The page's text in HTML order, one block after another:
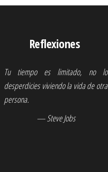
Reflexiones
Tu tiempo es limitado, no lo
desperdicies viviendo la vida de otra
persona.
— Steve Jobs